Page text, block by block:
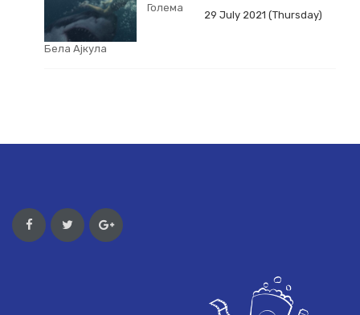
Голема
Бела Ајкула
29 July 2021 (Thursday)